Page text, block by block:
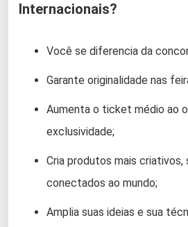
Internacionais?
Você se diferencia da
Garante originalidade nas
Aumenta o ticket médio ao
exclusividade;
Cria produtos mais
conectados ao mundo;
Amplia suas ideias e sua